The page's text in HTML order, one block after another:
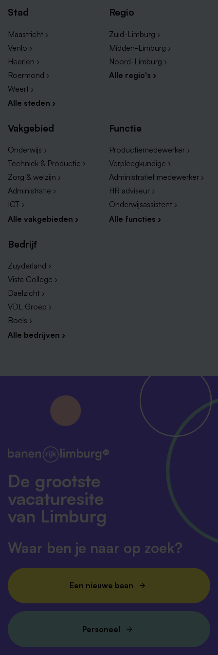
Leuk dat je je voor onze bewoners wilt inzetten!
met onze recruiter Jessica Pirson (06-
57980617
werken@envida.nl
Stad
Maastricht ›
Venlo ›
Heerlen ›
Roermond ›
Weert ›
Alle steden ›
Regio
Zuid-Limburg ›
Midden-Limburg ›
Noord-Limburg ›
Alle regio's ›
Vakgebied
Onderwijs ›
Techniek & Productie ›
Zorg & welzijn ›
Administratie ›
ICT ›
Alle vakgebieden ›
Functie
Productiemedewerker ›
Verpleegkundige ›
Administratief medewerker ›
HR adviseur ›
Onderwijsassistent ›
Alle functies ›
Bedrijf
Zuyderland ›
Vista College ›
Daelzicht ›
VDL Groep ›
Boels ›
Alle bedrijven ›
De grootste
vacaturesite
van Limburg
Waar ben je naar op zoek?
Een nieuwe baan
Personeel